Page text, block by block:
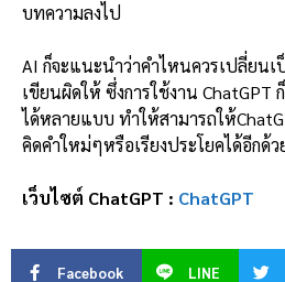
บทความลงไป
AI ก็จะแนะนำว่าคำไหนควรเปลี่ยน
เขียนผิดให้ ซึ่งการใช้งาน
ได้หลายแบบ ทำให้สามารถให้
คิดคำใหม่ๆหรือเรียงประโยคได้อีกด้ว
เว็บไซต์ ChatGPT : ChatGPT
Facebook LINE